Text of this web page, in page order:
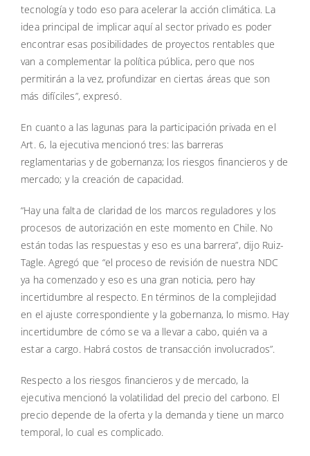
tecnología y todo eso para acelerar la acción climática. La
idea principal de implicar aquí al sector privado es poder
encontrar esas posibilidades de proyectos rentables que
van a complementar la política pública, pero que nos
permitirán a la vez, profundizar en ciertas áreas que son
más difíciles”, expresó.
En cuanto a las lagunas para la participación privada en el
Art. 6, la ejecutiva mencionó tres: las barreras
reglamentarias y de gobernanza; los riesgos financieros y de
mercado; y la creación de capacidad.
“Hay una falta de claridad de los marcos reguladores y los
procesos de autorización en este momento en Chile. No
están todas las respuestas y eso es una barrera”, dijo Ruiz-
Tagle. Agregó que “el proceso de revisión de nuestra NDC
ya ha comenzado y eso es una gran noticia, pero hay
incertidumbre al respecto. En términos de la complejidad
en el ajuste correspondiente y la gobernanza, lo mismo. Hay
incertidumbre de cómo se va a llevar a cabo, quién va a
estar a cargo. Habrá costos de transacción involucrados”.
Respecto a los riesgos financieros y de mercado, la
ejecutiva mencionó la volatilidad del precio del carbono. El
precio depende de la oferta y la demanda y tiene un marco
temporal, lo cual es complicado.